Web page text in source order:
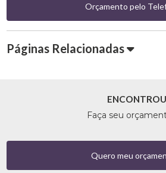
Orçamento pelo
Páginas Relacionadas
Faça seu
Quero meu